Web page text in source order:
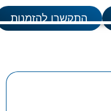
התקשרו להזמנות